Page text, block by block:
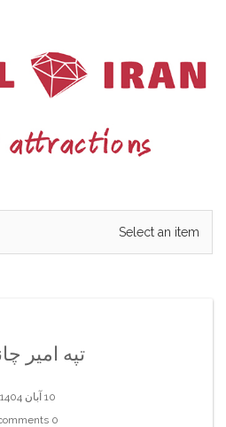
تپه امیر
10 آبان 1404
0 comments